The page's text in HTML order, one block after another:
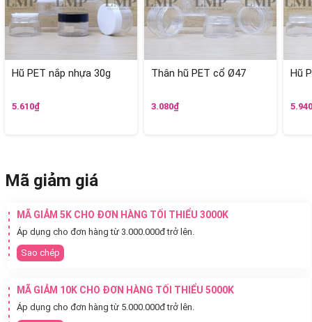
Hũ PET nắp nhựa 30g
5.610₫
Thân hũ PET cổ Ø47
3.080₫
Hũ
Mã giảm giá
MÃ GIẢM 5K CHO ĐƠN HÀNG TỐI THIỂU 3000K
Áp dụng cho đơn hàng từ 3.000.000đ trở lên.
Sao chép
MÃ GIẢM 10K CHO ĐƠN HÀNG TỐI THIỂU 5000K
Áp dụng cho đơn hàng từ 5.000.000đ trở lên.